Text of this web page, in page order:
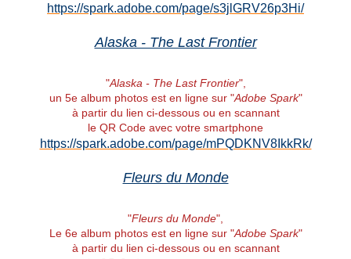
https://spark.adobe.com/page/s3jlGRV26p3Hi/
Alaska - The Last Frontier
"Alaska - The Last Frontier",
un 5e album photos est en ligne sur "Adobe Spark"
à partir du lien ci-dessous ou en scannant
le QR Code avec votre smartphone
https://spark.adobe.com/page/mPQDKNV8IkkRk/
Fleurs du Monde
"Fleurs du Monde",
Le 6e album photos est en ligne sur "Adobe Spark"
à partir du lien ci-dessous ou en scannant